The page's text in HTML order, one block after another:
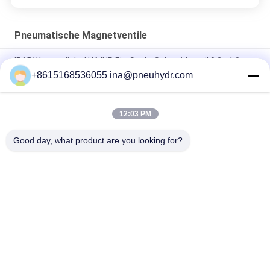
Pneumatische Magnetventile
IP65 Wasserdicht NAMUR Ein-Spule-Solenoidventil 0,2 - 1,0
MPa 60°C NBR PUR Dichtung
FV-L10 Inline 5-Wege-Pneumatik-Solenoidventil M7
DOOS-Führung - Art Reihen-Magnetventil-Spule DC24V
+8615168536055 ina@pneuhydr.com
12:03 PM
Good day, what product are you looking for?